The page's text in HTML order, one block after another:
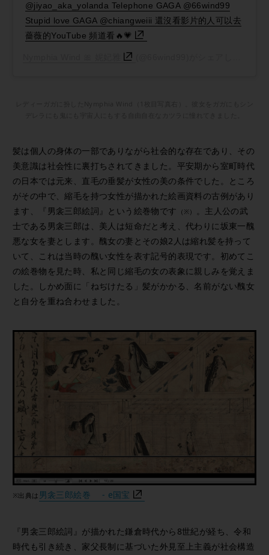
@jiyao_aka_yolanda Telephone GAGA @66wind99
Stupid love GAGA @chiangweiii 還沒看影片的人可以去
薔薇的YouTube 頻道看🔥💗
髪は個人の身体の一部でありながら社会的な存在であり、その
美意識は社会性に裏打ちされてきました。平安期から室町時代
の日本では元来、直毛の垂髪が女性の美の条件でした。ところ
がその中で、縮毛を持つ女性が描かれた絵画資料の古例があり
ます、『男衾三郎絵詞』という絵巻物です （※） 。主人公の武
士である男衾三郎は、美人は短命だと考え、代わりに坂東一醜
悪な女を妻とします。醜女の妻とその娘2人は縮れ髪を持って
いて、これは当時の醜い女性を表す記号的表現です。初めてこ
の絵巻物を見た時、私と同じ縮毛の女の表象に親しみを覚えま
した。しかめ面に「ねぢけたる」髪がかかる、名前がない醜女
と自分を重ね合わせました。
※出典は 男衾三郎絵巻 - e国宝
『男衾三郎絵詞』が描かれた鎌倉時代から8世紀が経ち、令和
時代も引き続き、家父長制に基づいた外見至上主義が社会構造